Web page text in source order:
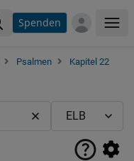
Spenden
Psalmen
Kapitel 22